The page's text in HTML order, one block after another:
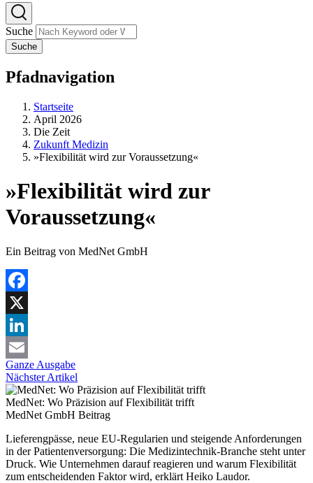
Suche
Suche
Pfadnavigation
Startseite
April 2026
Die Zeit
Zukunft Medizin
»Flexibilität wird zur Voraussetzung«
»Flexibilität wird zur
Voraussetzung«
Ein Beitrag von MedNet GmbH
Facebook
X
LinkedIn
Email
Ganze Ausgabe
Nächster Artikel
MedNet: Wo Präzision auf Flexibilität trifft
MedNet GmbH Beitrag
Lieferengpässe, neue EU-Regularien und steigende Anforderungen
in der Patientenversorgung: Die Medizintechnik-Branche steht unter
Druck. Wie Unternehmen darauf reagieren und warum Flexibilität
zum entscheidenden Faktor wird, erklärt Heiko Laudor.